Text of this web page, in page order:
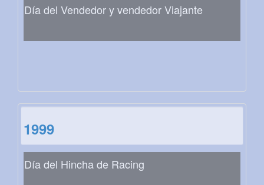
Día del Vendedor y vendedor Viajante
1999
Día del Hincha de Racing